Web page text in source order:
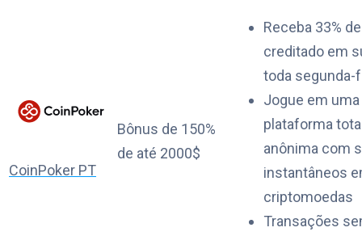
CoinPoker PT
Bônus de 150%
de até 2000$
Receba 33%
creditado em
toda segunda-
Jogue em uma
plataforma
anônima com
instantâneos
criptomoedas
Transações